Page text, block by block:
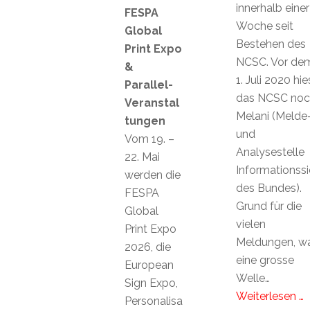
innerhalb einer
Woche seit
Bestehen des
NCSC. Vor
1. Juli 2020
das NCSC
Melani
und
Analysestelle
des Bundes).
Grund für die
vielen
Meldungen,
eine grosse
Welle…
Weiterlesen …
FESPA
Global
Print Expo
&
Parallel-
Veranstal
tungen
Vom 19. –
22. Mai
werden die
FESPA
Global
Print Expo
2026, die
European
Sign Expo,
Personalisa